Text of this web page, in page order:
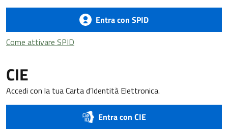
Entra con SPID
Come attivare SPID
CIE
Accedi con la tua Carta d’Identità Elettronica.
Entra con CIE